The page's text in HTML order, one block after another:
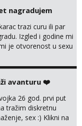
kemija i
posvetiti tvom
upravo ono što
nagradujem
trazi curu ili par
Izgled i godine mi
je otvorenost u sexu
je moguce prvi mail
avanturu ❤️
26 god. prvi put
tražim diskretnu
sex :) Klikni na